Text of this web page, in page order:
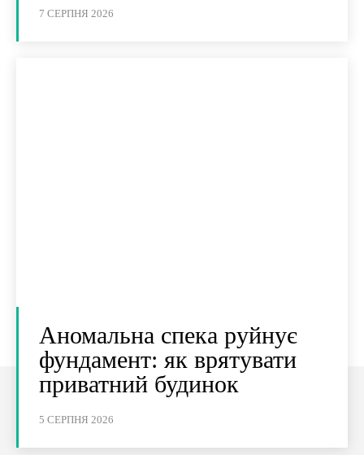
7 СЕРПНЯ 2026
Аномальна спека руйнує
фундамент: як врятувати
приватний будинок
5 СЕРПНЯ 2026